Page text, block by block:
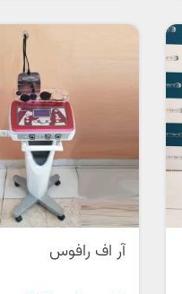
آر اف رافوس